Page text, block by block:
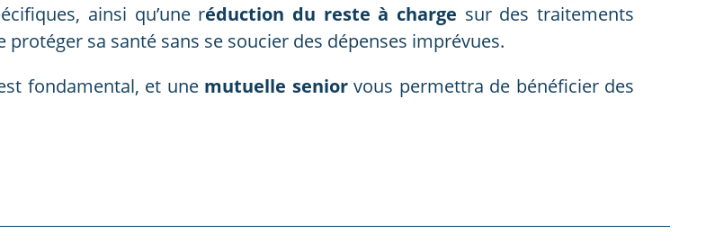
ainsi qu’une réduction du reste à charge sur des traitements
sa santé sans se soucier des dépenses imprévues.
fondamental, et une mutuelle seniorvous permettra de bénéficier des